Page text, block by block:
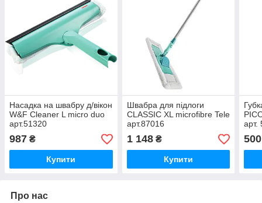
Насадка на швабру д/вікон
W&F Cleaner L micro duo
арт.51320
987 ₴
Купити
Швабра для підлоги
CLASSIC XL microfibre Tele
арт.87016
1 148₴
Купити
арт.
500
Про нас